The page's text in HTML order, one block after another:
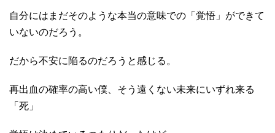
自分にはまだそのような本当の意味での「覚悟」ができて
いないのだろう。
だから不安に陥るのだろうと感じる。
再出血の確率の高い僕、そう遠くない未来にいずれ来る
「死」